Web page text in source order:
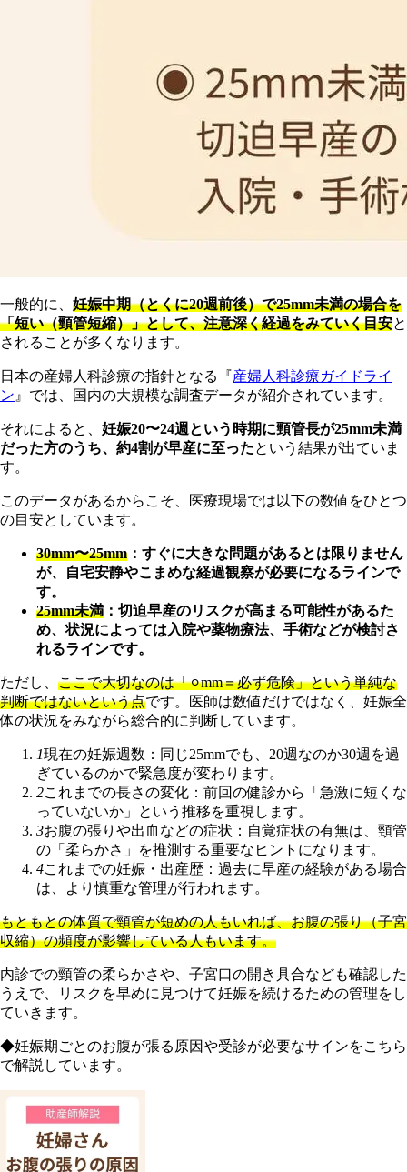
一般的に、 妊娠中期（とくに20週前後）で25mm未満の場合を
「短い（頸管短縮）」として、注意深く経過をみていく目安と
されることが多くなります。
日本の産婦人科診療の指針となる『産婦人科診療ガイドライ
ン 』では、国内の大規模な調査データが紹介されています。
それによると、 妊娠20〜24週という時期に頸管長が25mm未満
だった方のうち、約4割が早産に至ったという結果が出ていま
す。
このデータがあるからこそ、医療現場では以下の数値をひとつ
の目安としています。
30mm〜25mm ：すぐに大きな問題があるとは限りません
が、自宅安静やこまめな経過観察が必要になるラインで
す。
25mm未満 ：切迫早産のリスクが高まる可能性があるた
め、状況によっては入院や薬物療法、手術などが検討さ
れるラインです。
ただし、 ここで大切なのは「⚪︎mm＝必ず危険」という単純な
判断ではないという点です。医師は数値だけではなく、妊娠全
体の状況をみながら総合的に判断しています。
1現在の妊娠週数：同じ25mmでも、20週なのか30週を過
ぎているのかで緊急度が変わります。
2これまでの長さの変化：前回の健診から「急激に短くな
っていないか」という推移を重視します。
3お腹の張りや出血などの症状：自覚症状の有無は、頸管
の「柔らかさ」を推測する重要なヒントになります。
4これまでの妊娠・出産歴：過去に早産の経験がある場合
は、より慎重な管理が行われます。
もともとの体質で頸管が短めの人もいれば、お腹の張り（子宮
収縮）の頻度が影響している人もいます。
内診での頸管の柔らかさや、子宮口の開き具合なども確認した
うえで、リスクを早めに見つけて妊娠を続けるための管理をし
ていきます。
◆妊娠期ごとのお腹が張る原因や受診が必要なサインをこちら
で解説しています。